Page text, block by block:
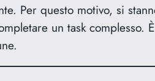
Per questo motivo, si
un task complesso.